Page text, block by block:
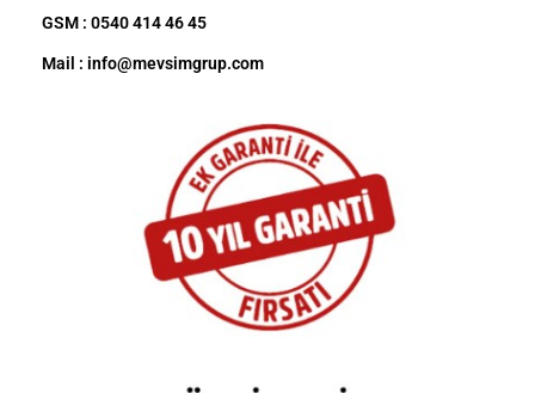
GSM : 0540 414 46 45
Mail : info@mevsimgrup.com